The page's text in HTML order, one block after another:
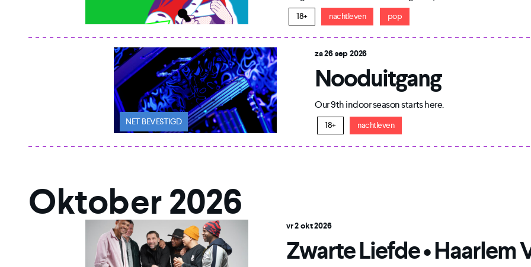
18+ nachtleven pop
NET BEVESTIGD
za 26 sep 2026
Nooduitgang
Our 9th indoor season starts here.
18+ nachtleven
Oktober 2026
vr 2 okt 2026
Zwarte Liefde • Haarlem